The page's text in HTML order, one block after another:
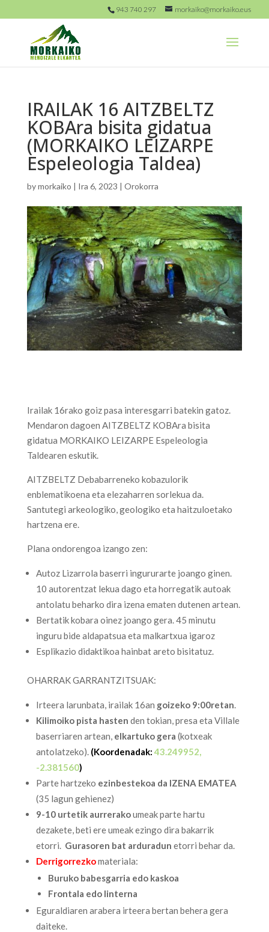
943 740 297 morkaiko@morkaiko.eus
IRAILAK 16 AITZBELTZ
KOBAra bisita gidatua
(MORKAIKO LEIZARPE
Espeleologia Taldea)
bymorkaiko | Ira 6, 2023 | Orokorra
Irailak 16rako goiz pasa interesgarri batekin gatoz.
Mendaron dagoen AITZBELTZ KOBAra bisita
gidatua MORKAIKO LEIZARPE Espeleologia
Taldearen eskutik.
AITZBELTZ Debabarreneko kobazulorik
enblematikoena eta elezaharren sorlekua da.
Santutegi arkeologiko, geologiko eta haitzuloetako
hartzena ere.
Plana ondorengoa izango zen:
Autoz Lizarrola baserri ingururarte joango ginen.
10 autorentzat lekua dago eta horregatik autoak
antolatu beharko dira izena ematen dutenen artean.
Bertatik kobara oinez joango gera. 45 minutu
inguru bide aldapatsua eta malkartxua igaroz
Esplikazio didaktikoa hainbat areto bisitatuz.
OHARRAK GARRANTZITSUAK:
Irteera larunbata, irailak 16an goizeko 9:00retan.
Kilimoiko pista hasten den tokian, presa eta Villale
baserriaren artean, elkartuko gera (kotxeak
antolatzeko). (Koordenadak: 43.249952,
-2.381560)
Parte hartzeko ezinbestekoa da IZENA EMATEA
(35 lagun gehienez)
9-10 urtetik aurrerakoumeak parte hartu
dezakete, beti ere umeak ezingo dira bakarrik
etorri. Gurasoren bat arduradun etorri behar da.
Derrigorrezkomateriala:
Buruko babesgarria edo kaskoa
Frontala edo linterna
Eguraldiaren arabera irteera bertan behera gera
daiteke.